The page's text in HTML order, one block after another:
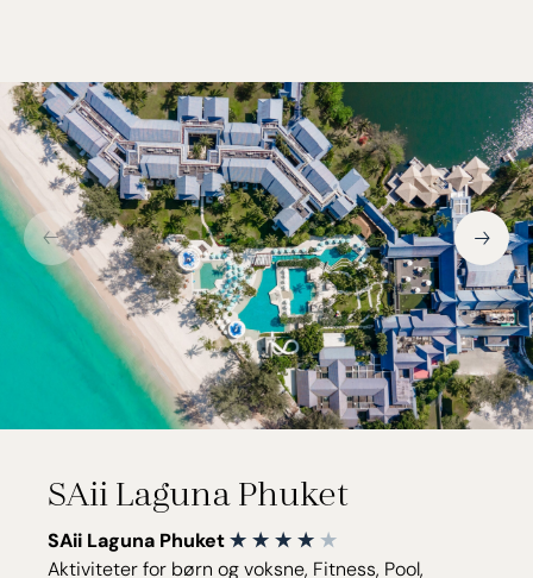
SAii Laguna Phuket
SAii Laguna Phuket
Aktiviteter for børn og voksne, Fitness, Pool,